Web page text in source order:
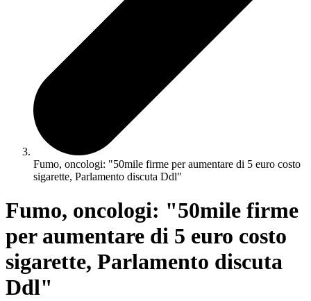
Fumo, oncologi: "50mile firme per aumentare di 5 euro costo
sigarette, Parlamento discuta Ddl"
Fumo, oncologi: "50mile firme
per aumentare di 5 euro costo
sigarette, Parlamento discuta
Ddl"